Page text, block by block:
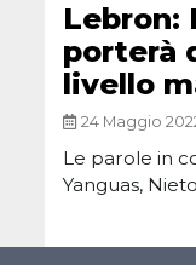
Lebron:
porterà
livello
24 Maggio
Le parole in
Yanguas,